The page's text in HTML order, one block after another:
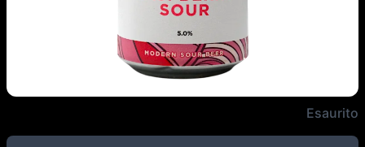
Vault City - Raspberry Sour -Esaurito